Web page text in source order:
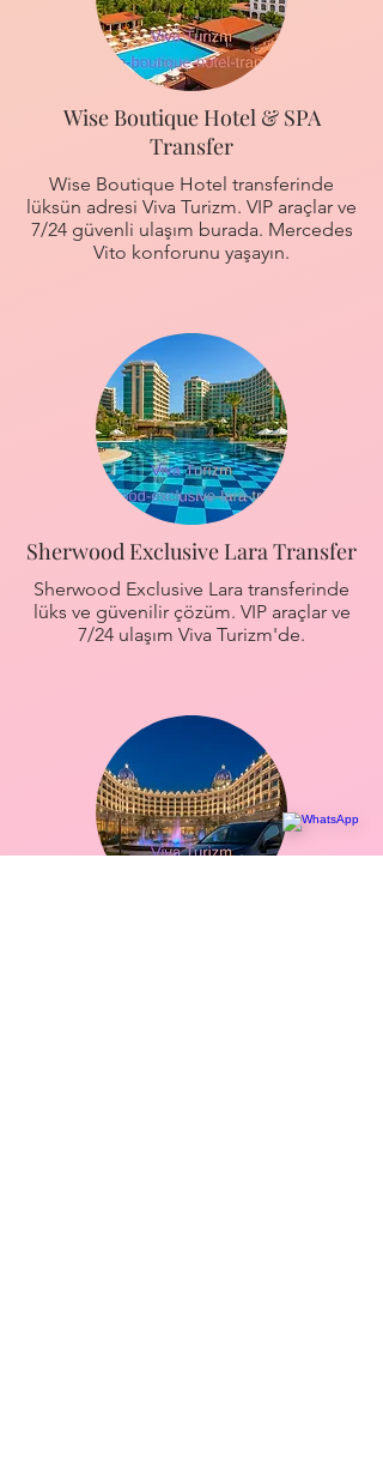
Wise Boutique Hotel & SPA
Transfer
Wise Boutique Hotel transferinde
lüksün adresi Viva Turizm. VIP araçlar ve
7/24 güvenli ulaşım burada. Mercedes
Vito konforunu yaşayın.
Sherwood Exclusive Lara Transfer
Sherwood Exclusive Lara transferinde
lüks ve güvenilir çözüm. VIP araçlar ve
7/24 ulaşım Viva Turizm'de.